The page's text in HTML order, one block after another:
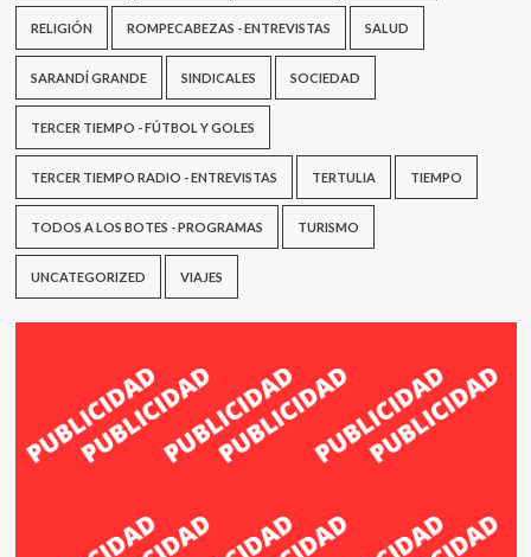
RELIGIÓN ROMPECABEZAS - ENTREVISTAS SALUD
SARANDÍ GRANDE SINDICALES SOCIEDAD
TERCER TIEMPO - FÚTBOL Y GOLES
TERCER TIEMPO RADIO - ENTREVISTAS TERTULIA TIEMPO
TODOS A LOS BOTES - PROGRAMAS TURISMO
UNCATEGORIZED VIAJES